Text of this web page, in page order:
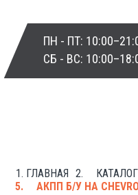
ПН - ПТ:
СБ - ВС:
ГЛАВНАЯ
АКПП Б/У НА